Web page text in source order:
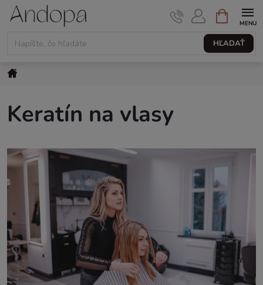
Prejsť
HĽADAŤ
NÁKUPNÝ
KOŠÍK
Keratín na vlasy